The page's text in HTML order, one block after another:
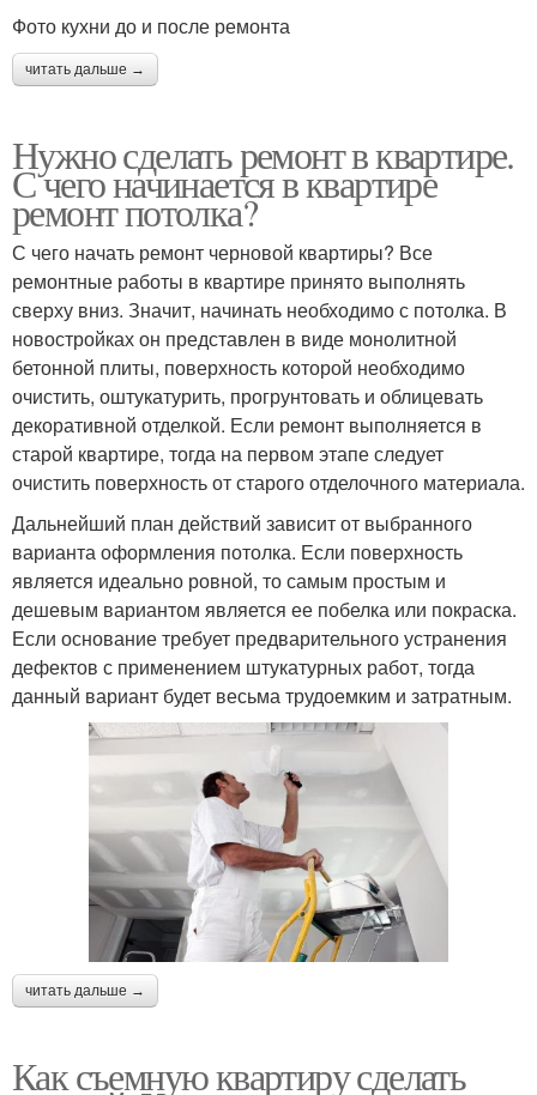
Фото кухни до и после ремонта
читать дальше →
Нужно сделать ремонт в квартире.
С чего начинается в квартире
ремонт потолка?
С чего начать ремонт черновой квартиры? Все
ремонтные работы в квартире принято выполнять
сверху вниз. Значит, начинать необходимо с потолка. В
новостройках он представлен в виде монолитной
бетонной плиты, поверхность которой необходимо
очистить, оштукатурить, прогрунтовать и облицевать
декоративной отделкой. Если ремонт выполняется в
старой квартире, тогда на первом этапе следует
очистить поверхность от старого отделочного материала.
Дальнейший план действий зависит от выбранного
варианта оформления потолка. Если поверхность
является идеально ровной, то самым простым и
дешевым вариантом является ее побелка или покраска.
Если основание требует предварительного устранения
дефектов с применением штукатурных работ, тогда
данный вариант будет весьма трудоемким и затратным.
читать дальше →
Как съемную квартиру сделать